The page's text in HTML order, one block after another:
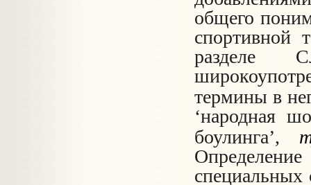
общего
спортивной
разделе
термины в
‘народная
боулинга’,
специальных